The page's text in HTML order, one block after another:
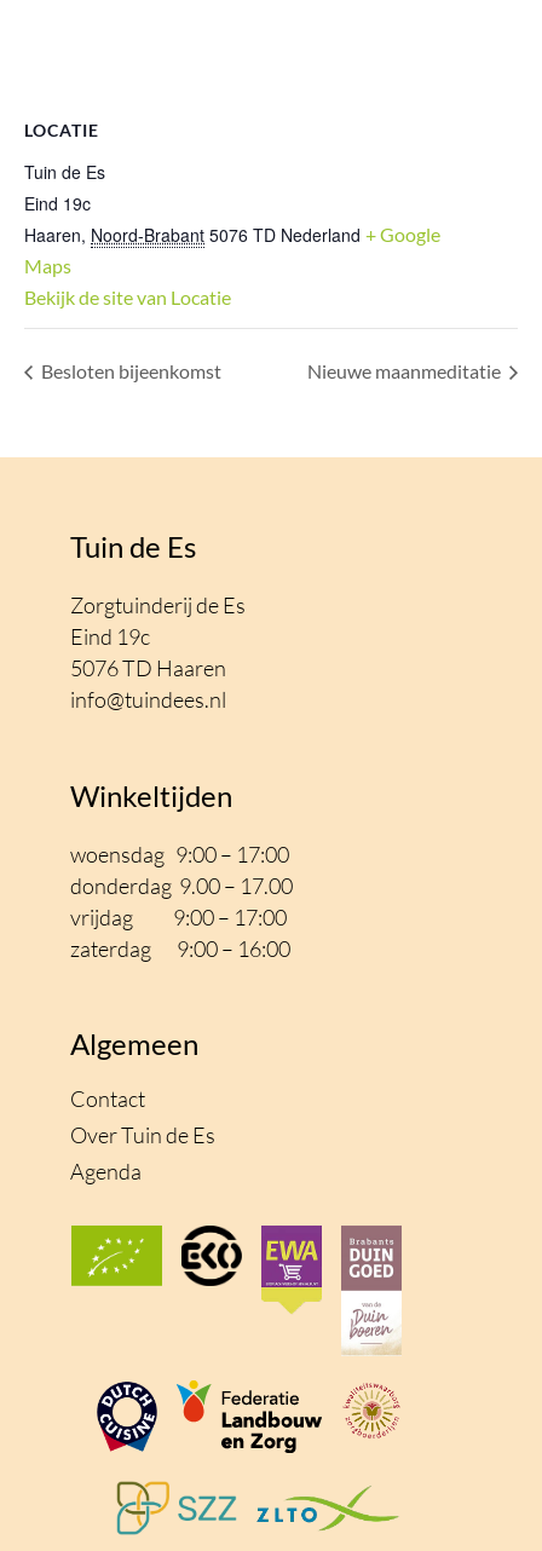
LOCATIE
Tuin de Es
Eind 19c
Haaren, Noord-Brabant 5076 TD Nederland + Google
Maps
Bekijk de site van Locatie
Besloten bijeenkomst Nieuwe maanmeditatie
Tuin de Es
Zorgtuinderij de Es
Eind 19c
5076 TD Haaren
info@tuindees.nl
Winkeltijden
woensdag 9:00 – 17:00
donderdag 9.00 – 17.00
vrijdag 9:00 – 17:00
zaterdag 9:00 – 16:00
Algemeen
Contact
Over Tuin de Es
Agenda